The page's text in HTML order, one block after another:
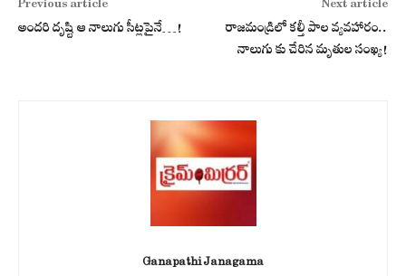
Previous article
అంద‌రి దృష్టి ఆ నాలుగు సీట్ల‌పైనే…!
Next article
రాజమండ్రిలో కల్తీ పాల వ్యవహారం..
నాలుగు కు చేరిన మృతుల సంఖ్య!
Ganapathi Janagama